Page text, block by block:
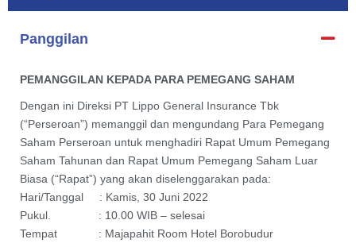
Panggilan
PEMANGGILAN KEPADA PARA PEMEGANG SAHAM
Dengan ini Direksi PT Lippo General Insurance Tbk
(“Perseroan”) memanggil dan mengundang Para Pemegang
Saham Perseroan untuk menghadiri Rapat Umum Pemegang
Saham Tahunan dan Rapat Umum Pemegang Saham Luar
Biasa (“Rapat”) yang akan diselenggarakan pada:
Hari/Tanggal : Kamis, 30 Juni 2022
Pukul. : 10.00 WIB – selesai
Tempat : Majapahit Room Hotel Borobudur